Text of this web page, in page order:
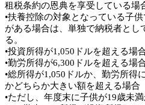
租税条約の恩典を享受している場
•扶養控除の対象となっている子
がある場合は、単独で納税者とし
る。
•投資所得が1,050ドルを超える場
•勤労所得が6,300ドルを超える場
•総所得が1,050ドルか、勤労所得
かどちらか大きい額を超える場合
•ただし、年度末に子供が19歳未